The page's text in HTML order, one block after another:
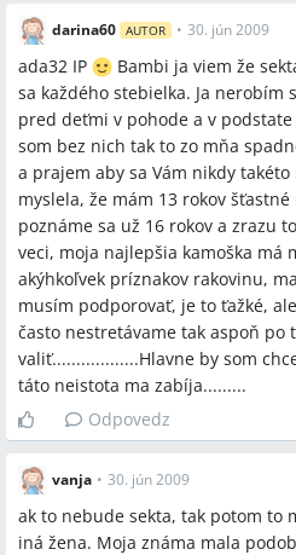
darina60 AUTOR • 30. jún 2009
ada32 IP
Bambi ja viem že
sa každého stebielka. Ja nerobím
pred deťmi v pohode a v
som bez nich tak to zo mňa
a prajem aby sa Vám nikdy takéto
myslela, že mám 13 rokov
poznáme sa už 16 rokov a zrazu
veci, moja najlepšia kamoška má
akýhkoľvek príznakov rakovinu,
musím podporovať, je to ťažké,
často nestretávame tak aspoň po
valiť..................Hlavne by som
táto neistota ma zabíja.........
Odpovedz
vanja • 30. jún 2009
ak to nebude sekta, tak potom to
iná žena. Moja známa mala